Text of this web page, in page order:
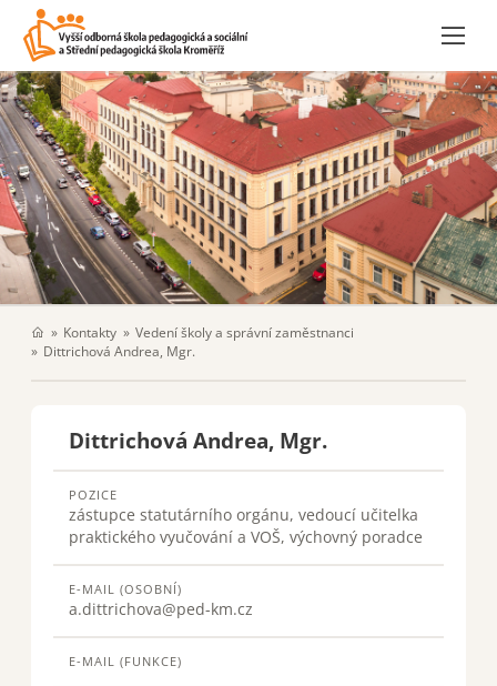
Kontakty
Vedení školy a správní zaměstnanci
Dittrichová Andrea, Mgr.
Dittrichová Andrea, Mgr.
POZICE
zástupce statutárního orgánu, vedoucí učitelka
praktického vyučování a VOŠ, výchovný poradce
E-MAIL (OSOBNÍ)
a.dittrichova@ped-km.cz
E-MAIL (FUNKCE)